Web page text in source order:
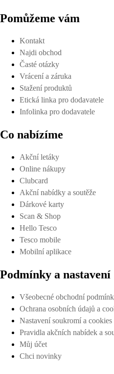
Pomůžeme vám
Kontakt
Najdi obchod
Časté otázky
Vrácení a záruka
Stažení produktů
Etická linka pro dodavatele
Infolinka pro dodavatele
Co nabízíme
Akční letáky
Online nákupy
Clubcard
Akční nabídky a soutěže
Dárkové karty
Scan & Shop
Hello Tesco
Tesco mobile
Mobilní aplikace
Podmínky a nastavení
Všeobecné obchodní
Ochrana osobních údajů a
Nastavení soukromí a cookies
Pravidla akčních nabídek a
Můj účet
Chci novinky